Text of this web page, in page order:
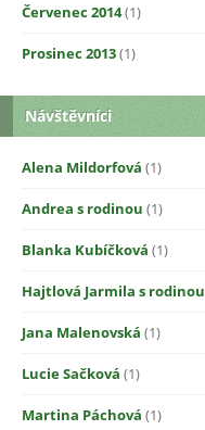
Červenec 2014(1)
Prosinec 2013(1)
Návštěvníci
Alena Mildorfová (1)
Andrea s rodinou (1)
Blanka Kubíčková (1)
Hajtlová Jarmila s rodinou
Jana Malenovská (1)
Lucie Sačková (1)
Martina Páchová (1)